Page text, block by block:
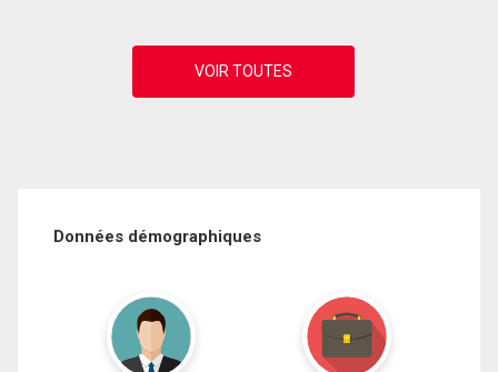
Données démographiques